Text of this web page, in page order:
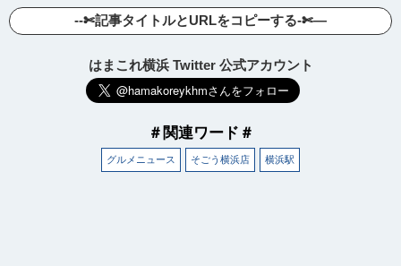
--✄記事タイトルとURLをコピーする-✄—
はまこれ横浜 Twitter 公式アカウント
＃関連ワード＃
グルメニュース そごう横浜店 横浜駅